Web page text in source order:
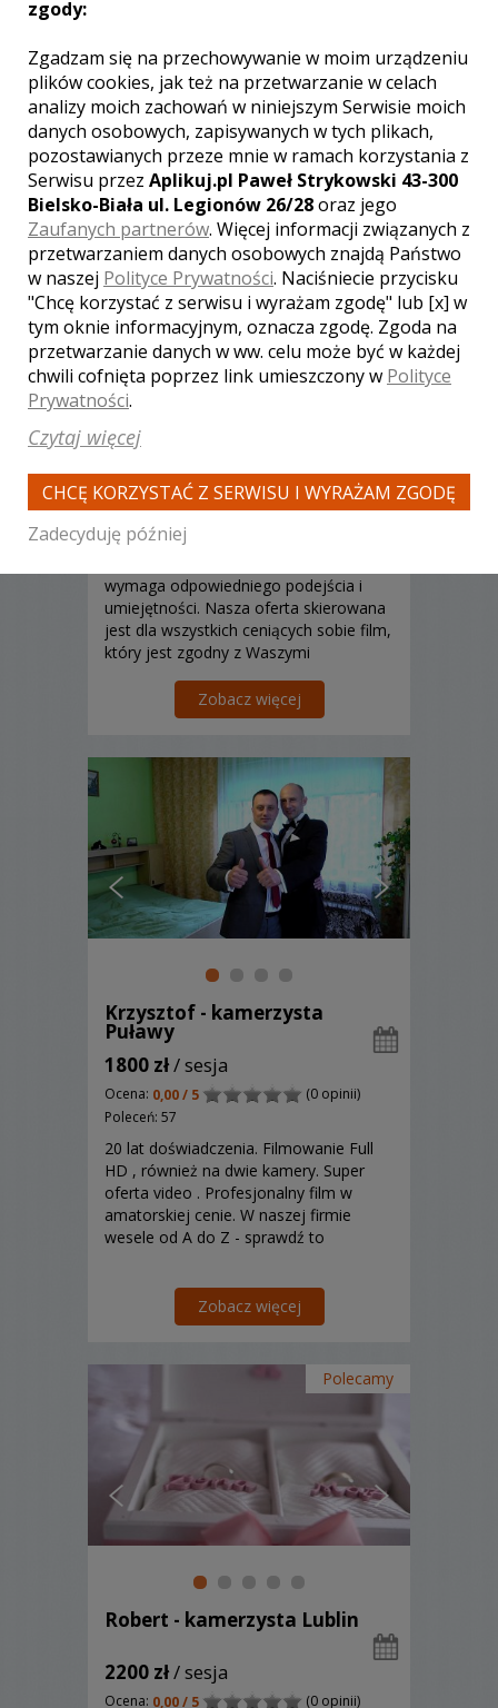
Zobacz więcej
Szczepan - kamerzysta
Lubartów
2100 zł
Ocena:5,00 / 5
(1 opinia)
Poleceń: 58
Wasz film z wesela nie musi być
wymaga odpowiedniego podejścia i
umiejętności. Nasza oferta skierowana
jest dla wszystkich ceniących sobie film,
który jest zgodny z Waszymi
Zobacz więcej
Krzysztof - kamerzysta
Puławy
1800 zł/ sesja
Ocena: 0,00 / 5
(0 opinii)
Poleceń: 57
20 lat doświadczenia. Filmowanie Full
HD , również na dwie kamery. Super
oferta video . Profesjonalny film w
amatorskiej cenie. W naszej firmie
wesele od A do Z - sprawdź to
Zobacz więcej
Polecamy
Robert - kamerzysta Lublin
2200 zł/ sesja
Ocena: 0,00 / 5
(0 opinii)
zgody:
Zgadzam się na przechowywanie w moim urządzeniu
plików cookies, jak też na przetwarzanie w celach
analizy moich zachowań w niniejszym Serwisie moich
danych osobowych, zapisywanych w tych plikach,
pozostawianych przeze mnie w ramach korzystania z
Serwisu przez Aplikuj.pl Paweł Strykowski 43-300
Bielsko-Biała ul. Legionów 26/28oraz jego
Zaufanych partnerów. Więcej informacji związanych z
przetwarzaniem danych osobowych znajdą Państwo
w naszej Polityce Prywatności. Naciśniecie przycisku
"Chcę korzystać z serwisu i wyrażam zgodę" lub [x] w
tym oknie informacyjnym, oznacza zgodę. Zgoda na
przetwarzanie danych w ww. celu może być w każdej
chwili cofnięta poprzez link umieszczony w Polityce
Prywatności.
Czytaj więcej
CHCĘ KORZYSTAĆ Z SERWISU I WYRAŻAM ZGODĘ
Zadecyduję później